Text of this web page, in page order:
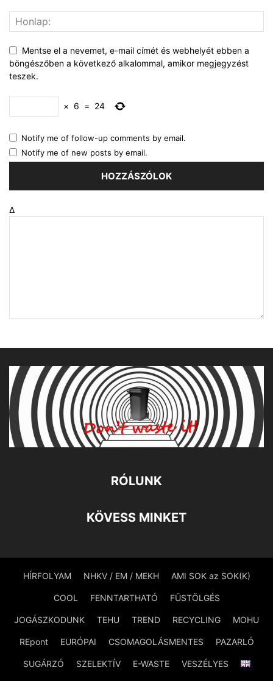
Mentse el a nevemet, e-mail címét és webhelyét ebben a
böngészőben a következő alkalommal, amikor megjegyzést
teszek.
× 6 = 24
Notify me of follow-up comments by email.
Notify me of new posts by email.
Δ
RÓLUNK
KÖVESS MINKET
HÍRFOLYAM NHKV / EM / MEKH AMI SOK az SOK(K)
COOL FENNTARTHATÓ FÜSTÖLGÉS
JOGÁSZKODUNK TEHU TREND RECYCLING MOHU
REpont EURÓPAI CSOMAGOLÁSMENTES PAZARLÓ
SUGÁRZÓ SZELEKTÍV E-WASTE VESZÉLYES